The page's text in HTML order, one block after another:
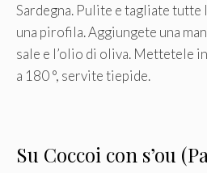
Sardegna. Pulite e tagliate tutte
una pirofila. Aggiungete una
sale e l’olio di oliva. Mettetele
a 180 °, servite tiepide.
Su Coccoi con s’ou